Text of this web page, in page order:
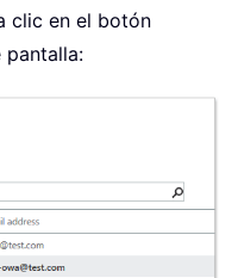
clic en el botón
pantalla: